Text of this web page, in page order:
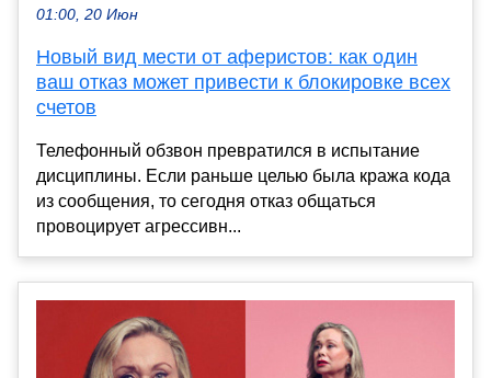
01:00, 20 Июн
Новый вид мести от аферистов: как один
ваш отказ может привести к блокировке всех
счетов
Телефонный обзвон превратился в испытание
дисциплины. Если раньше целью была кража кода
из сообщения, то сегодня отказ общаться
провоцирует агрессивн...